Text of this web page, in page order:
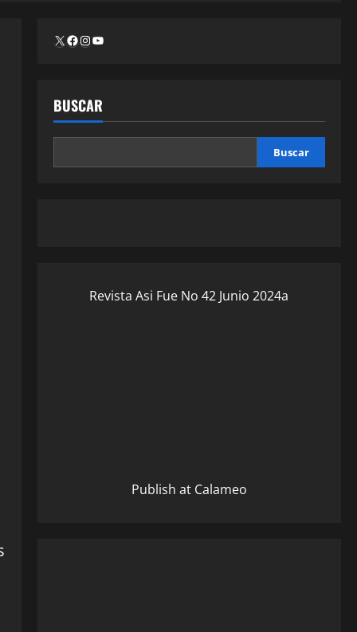
BUSCAR
Buscar
Revista Asi Fue No 42 Junio 2024a
Publish at Calameo